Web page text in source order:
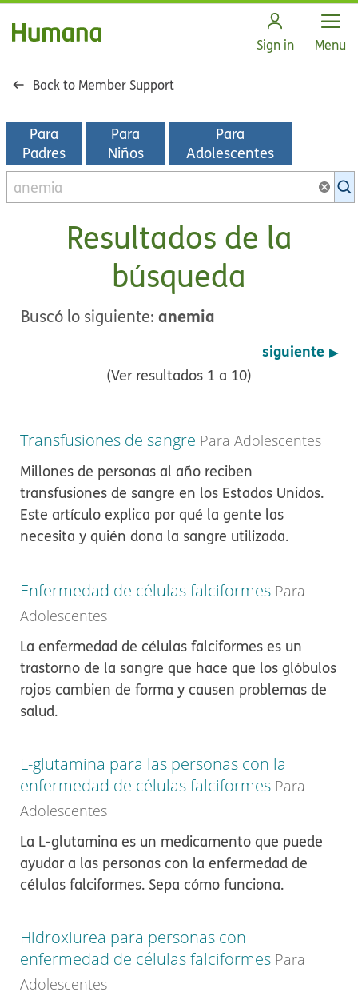
Sign in Open
Menu
Back to Member Support
Para
Padres
Para
Niños
Para
Adolescentes
en
Resultados de la
búsqueda
Buscó lo siguiente: anemia
(Ver resultados 1 a 10)
siguiente
Transfusiones de sangre Para Adolescentes
Millones de personas al año reciben
transfusiones de sangre en los Estados Unidos.
Este artículo explica por qué la gente las
necesita y quién dona la sangre utilizada.
Enfermedad de células falciformesPara
Adolescentes
La enfermedad de células falciformes es un
trastorno de la sangre que hace que los glóbulos
rojos cambien de forma y causen problemas de
salud.
L-glutamina para las personas con la
enfermedad de células falciformesPara
Adolescentes
La L-glutamina es un medicamento que puede
ayudar a las personas con la enfermedad de
células falciformes. Sepa cómo funciona.
Hidroxiurea para personas con
enfermedad de células falciformesPara
Adolescentes